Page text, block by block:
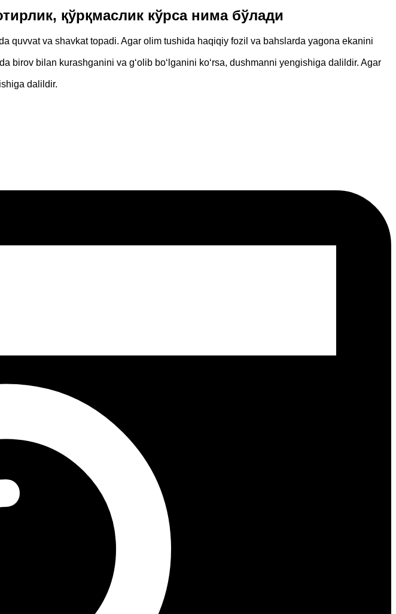
қўрқмаслик кўрса нима бўлади
quvvat va shavkat topadi. Agar olim tushida haqiqiy fozil va bahslarda yagona ekanini
birov bilan kurashganini va g‘olib bo‘lganini ko‘rsa, dushmanni yengishiga dalildir. Agar
dalildir.